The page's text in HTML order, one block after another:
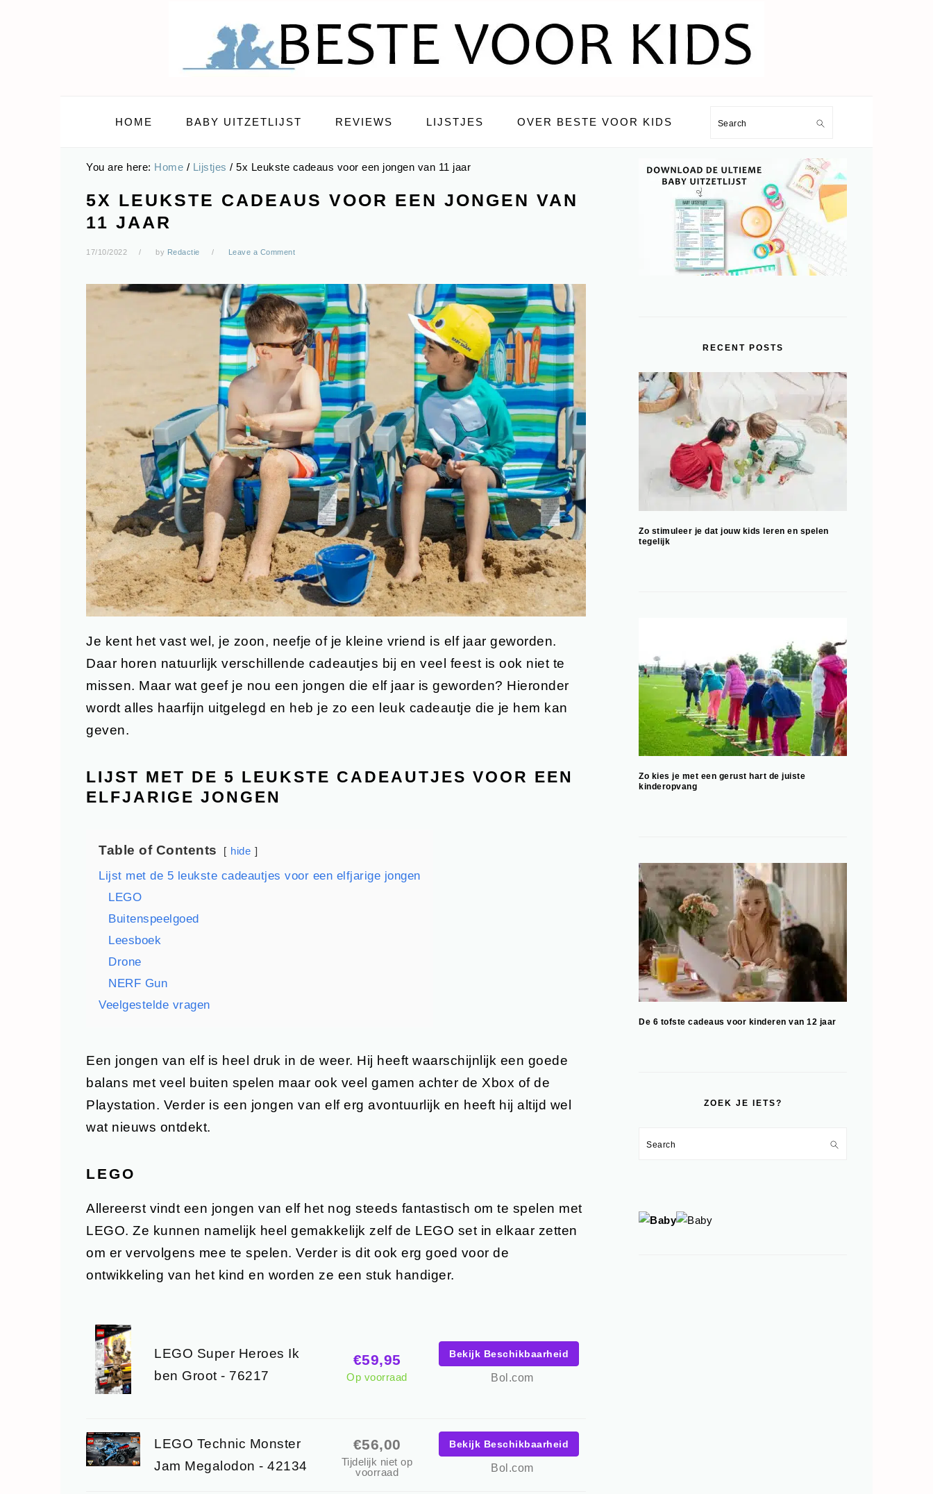
HOME BABY UITZETLIJST REVIEWS LIJSTJES OVER BESTE VOOR KIDS Search
You are here: Home / Lijstjes / 5x Leukste cadeaus voor een jongen van 11 jaar
5X LEUKSTE CADEAUS VOOR EEN JONGEN VAN
11 JAAR
17/10/2022 by Redactie Leave a Comment
Je kent het vast wel, je zoon, neefje of je kleine vriend is elf jaar geworden.
Daar horen natuurlijk verschillende cadeautjes bij en veel feest is ook niet te
missen. Maar wat geef je nou een jongen die elf jaar is geworden? Hieronder
wordt alles haarfijn uitgelegd en heb je zo een leuk cadeautje die je hem kan
geven.
LIJST MET DE 5 LEUKSTE CADEAUTJES VOOR EEN
ELFJARIGE JONGEN
Table of Contents hide
Lijst met de 5 leukste cadeautjes voor een elfjarige jongen
LEGO
Buitenspeelgoed
Leesboek
Drone
NERF Gun
Veelgestelde vragen
Een jongen van elf is heel druk in de weer. Hij heeft waarschijnlijk een goede
balans met veel buiten spelen maar ook veel gamen achter de Xbox of de
Playstation. Verder is een jongen van elf erg avontuurlijk en heeft hij altijd wel
wat nieuws ontdekt.
LEGO
Allereerst vindt een jongen van elf het nog steeds fantastisch om te spelen met
LEGO. Ze kunnen namelijk heel gemakkelijk zelf de LEGO set in elkaar zetten
om er vervolgens mee te spelen. Verder is dit ook erg goed voor de
ontwikkeling van het kind en worden ze een stuk handiger.
LEGO Super Heroes Ik
ben Groot - 76217
€59,95
Op voorraad
Bekijk Beschikbaarheid
Bol.com
LEGO Technic Monster
Jam Megalodon - 42134
€56,00
Tijdelijk niet op
voorraad
Bekijk Beschikbaarheid
Bol.com
PRIMARY
SIDEBAR
RECENT POSTS
Zo stimuleer je dat jouw kids leren en spelen
tegelijk
Zo kies je met een gerust hart de juiste
kinderopvang
De 6 tofste cadeaus voor kinderen van 12 jaar
ZOEK JE IETS?
Search